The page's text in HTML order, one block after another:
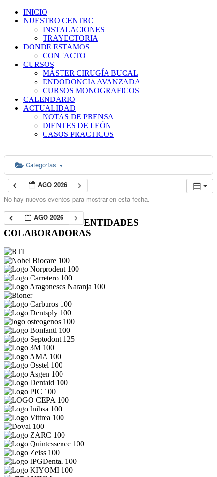
INICIO
NUESTRO CENTRO
INSTALACIONES
TRAYECTORIA
DONDE ESTAMOS
CONTACTO
CURSOS
MÁSTER CIRUGÍA BUCAL
ENDODONCIA AVANZADA
CURSOS MONOGRAFICOS
CALENDARIO
ACTUALIDAD
NOTAS DE PRENSA
DIENTES DE LEÓN
CASOS PRACTICOS
Categorías
AGO 2026
No hay nuevos eventos para mostrar en esta fecha.
AGO 2026
ENTIDADES
COLABORADORAS